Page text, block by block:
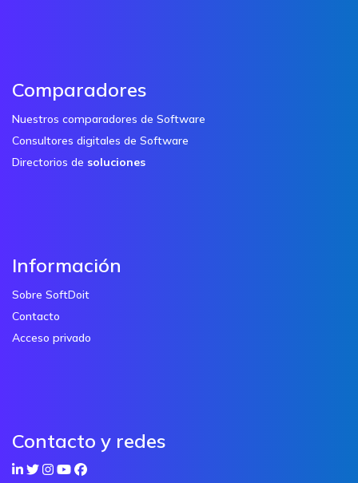
Comparadores
Nuestros comparadores de Software
Consultores digitales de Software
Directorios de soluciones
Información
Sobre SoftDoit
Contacto
Acceso privado
Contacto y redes